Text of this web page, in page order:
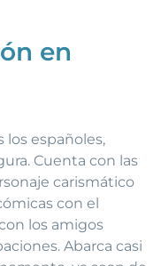
en
los españoles,
Cuenta con las
carismático
con el
los amigos
Abarca casi